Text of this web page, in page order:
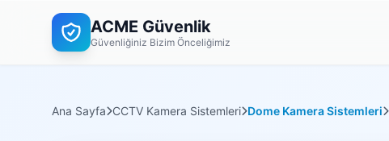
ACME Güvenlik
Güvenliğiniz Bizim Önceliğimiz
Ana Sayfa CCTV Kamera Sistemleri Dome Kamera Sistemleri